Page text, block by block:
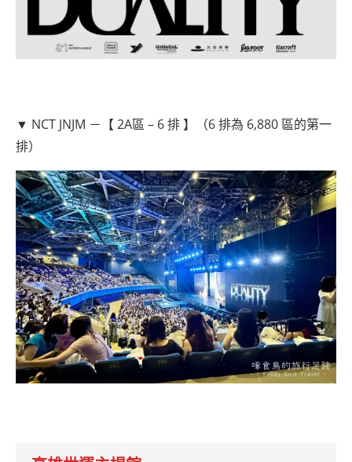
▼ NCT JNJM －【 2A區 – 6 排 】（6 排為 6,880 區的第一
排）